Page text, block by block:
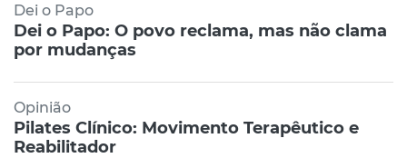
Dei o Papo
Dei o Papo: O povo reclama, mas não clama
por mudanças
Opinião
Pilates Clínico: Movimento Terapêutico e
Reabilitador